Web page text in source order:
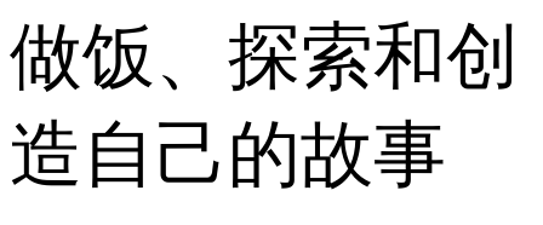
做饭、探索和创
造自己的故事